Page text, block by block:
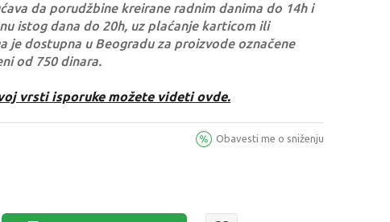
da porudžbine kreirane radnim danima do 14h i
istog dana do 20h, uz plaćanje karticom ili
je dostupna u Beogradu za proizvode označene
od 750 dinara.
vrsti isporuke možete videti ovde.
Obavesti me o sniženju